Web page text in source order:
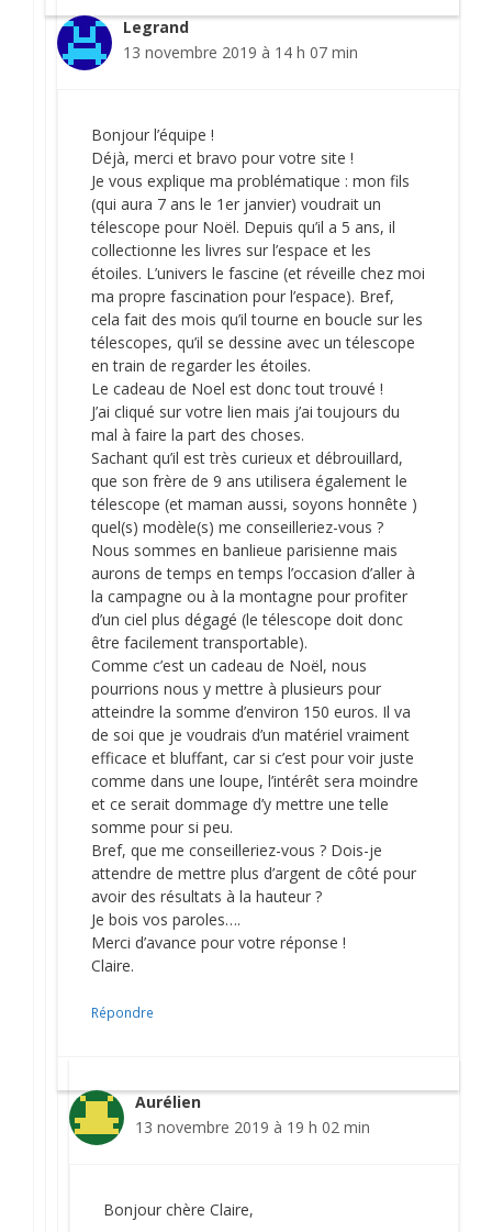
Legrand
13 novembre 2019 à 14 h 07 min
Bonjour l’équipe !
Déjà, merci et bravo pour votre site !
Je vous explique ma problématique : mon fils
(qui aura 7 ans le 1er janvier) voudrait un
télescope pour Noël. Depuis qu’il a 5 ans, il
collectionne les livres sur l’espace et les
étoiles. L’univers le fascine (et réveille chez moi
ma propre fascination pour l’espace). Bref,
cela fait des mois qu’il tourne en boucle sur les
télescopes, qu’il se dessine avec un télescope
en train de regarder les étoiles.
Le cadeau de Noel est donc tout trouvé !
J’ai cliqué sur votre lien mais j’ai toujours du
mal à faire la part des choses.
Sachant qu’il est très curieux et débrouillard,
que son frère de 9 ans utilisera également le
télescope (et maman aussi, soyons honnête )
quel(s) modèle(s) me conseilleriez-vous ?
Nous sommes en banlieue parisienne mais
aurons de temps en temps l’occasion d’aller à
la campagne ou à la montagne pour profiter
d’un ciel plus dégagé (le télescope doit donc
être facilement transportable).
Comme c’est un cadeau de Noël, nous
pourrions nous y mettre à plusieurs pour
atteindre la somme d’environ 150 euros. Il va
de soi que je voudrais d’un matériel vraiment
efficace et bluffant, car si c’est pour voir juste
comme dans une loupe, l’intérêt sera moindre
et ce serait dommage d’y mettre une telle
somme pour si peu.
Bref, que me conseilleriez-vous ? Dois-je
attendre de mettre plus d’argent de côté pour
avoir des résultats à la hauteur ?
Je bois vos paroles….
Merci d’avance pour votre réponse !
Claire.
Répondre
Aurélien
13 novembre 2019 à 19 h 02 min
Bonjour chère Claire,